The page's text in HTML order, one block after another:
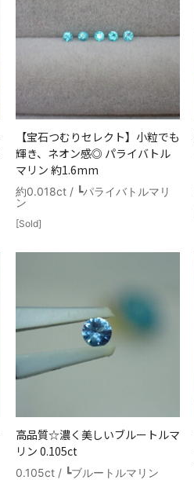
【宝石つむりセレクト】小粒でも
輝き、ネオン感◎ パライバトル
マリン 約1.6mm
約0.018ct / ┗パライバトルマリ
ン
[Sold]
高品質☆濃く美しいブルートルマ
リン 0.105ct
0.105ct / ┗ブルートルマリン